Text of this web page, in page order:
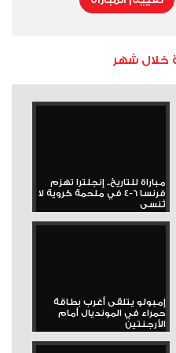
خلال شهر
مباراة للتاريخ.. إنجلترا تهزم
فرنسا 6-4 في ملحمة كروية لا
تُنسى
إمبولو يتلقى أغرب بطاقة
حمراء في المونديال أمام
الأرجنتين